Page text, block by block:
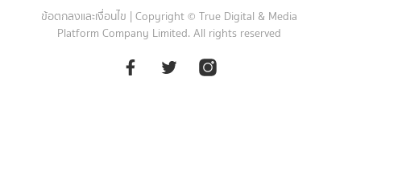
ข้อตกลงและเงื่อนไข | Copyright © True Digital & Media
Platform Company Limited. All rights reserved